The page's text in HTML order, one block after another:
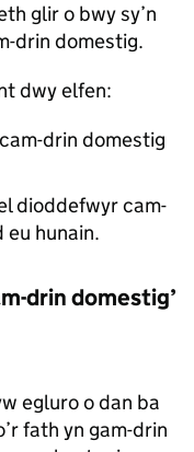
glir o bwy sy’n
drin domestig.
dwy elfen:
drin domestig
dioddefwyr cam-
hunain.
drin domestig’
egluro o dan ba
fath yn gam-drin